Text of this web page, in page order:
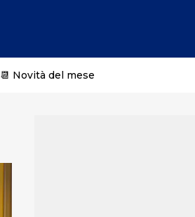
📆 Novità del mese